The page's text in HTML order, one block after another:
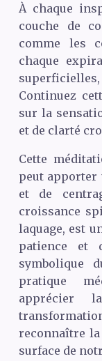
À chaque
couche de
comme les
chaque
Continuez
sur la
et de clarté
Cette
peut apporter
et de
croissance
laquage, est
patience et
symbolique
pratique
apprécier
reconnaître
surface de